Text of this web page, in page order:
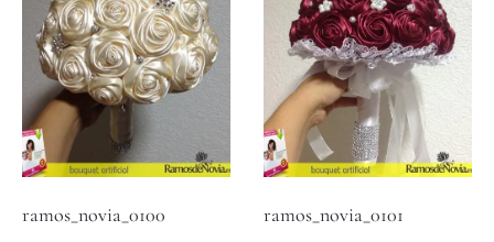
ramos_novia_0100 ramos_novia_0101